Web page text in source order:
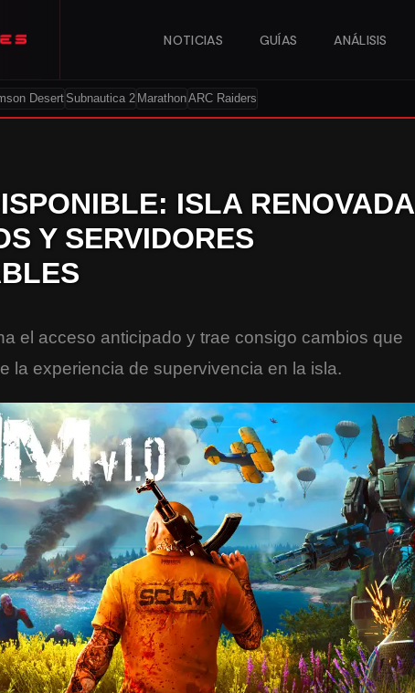
NOTICIAS GUÍAS ANÁLISIS
Desert Subnautica 2 MarathonARC Raiders
ISLA
Y SERVIDORES
el acceso anticipado y trae consigo cambios que
la experiencia de supervivencia en la isla.